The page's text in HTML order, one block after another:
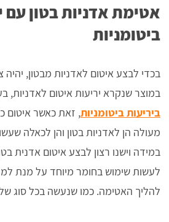
אטימת אדניות בטון עם
ביטומניות
בכדי לבצע איטום לאדניות מבטון,
במוצר שנקרא יריעות איטום לאדניות,
ביריעות ביטומניות, זאת כאשר איטום
מעולה הן לאדניות בטון והן לכאלה
במידה וישנו רצון לבצע איטום אדנית
לעשות שימוש בחומר מיוחד על מנת
להליך האטימה. כמו שנעשה בכל סוג